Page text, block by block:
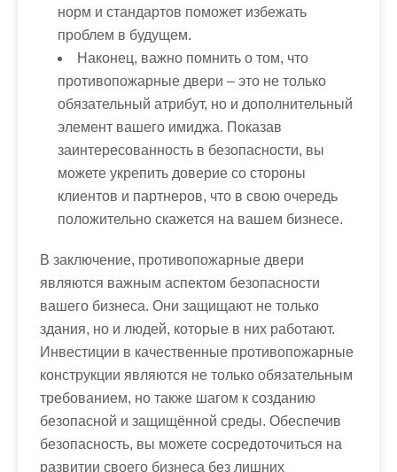
норм и стандартов поможет избежать
проблем в будущем.
Наконец, важно помнить о том, что
противопожарные двери – это не только
обязательный атрибут, но и дополнительный
элемент вашего имиджа. Показав
заинтересованность в безопасности, вы
можете укрепить доверие со стороны
клиентов и партнеров, что в свою очередь
положительно скажется на вашем бизнесе.
В заключение, противопожарные двери
являются важным аспектом безопасности
вашего бизнеса. Они защищают не только
здания, но и людей, которые в них работают.
Инвестиции в качественные противопожарные
конструкции являются не только обязательным
требованием, но также шагом к созданию
безопасной и защищённой среды. Обеспечив
безопасность, вы можете сосредоточиться на
развитии своего бизнеса без лишних